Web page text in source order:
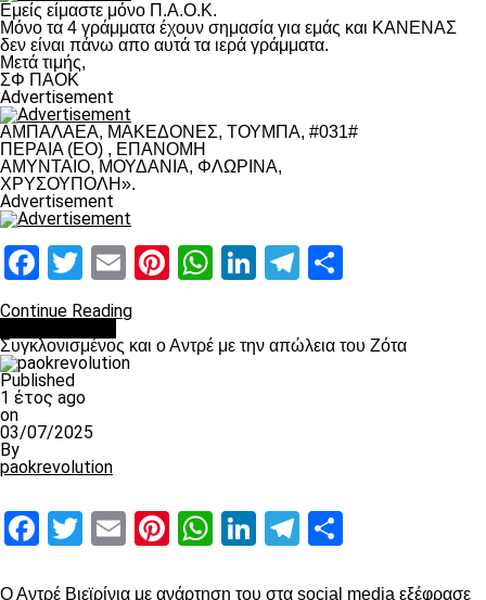
Εμείς είμαστε μόνο Π.Α.Ο.Κ.
Μόνο τα 4 γράμματα έχουν σημασία για εμάς και ΚΑΝΕΝΑΣ
δεν είναι πάνω απο αυτά τα ιερά γράμματα.
Μετά τιμής,
ΣΦ ΠΑΟΚ
Advertisement
ΑΜΠΑΛΑΕΑ, ΜΑΚΕΔΟΝΕΣ, ΤΟΥΜΠΑ, #031#
ΠΕΡΑΙΑ (ΕΟ) , ΕΠΑΝΟΜΗ
ΑΜΥΝΤΑΙΟ, ΜΟΥΔΑΝΙΑ, ΦΛΩΡΙΝΑ,
ΧΡΥΣΟΥΠΟΛΗ».
Advertisement
Facebook
Twitter
EmailPinterest
WhatsApp
LinkedIn
Telegram
Continue Reading
Συγκλονισμένος και ο Αντρέ με την απώλεια του Ζότα
Published
1 έτος ago
on
03/07/2025
By
paokrevolution
Facebook
Twitter
EmailPinterest
WhatsApp
LinkedIn
Telegram
Ο Αντρέ Βιεϊρίνια με ανάρτηση του στα social media εξέφρασε